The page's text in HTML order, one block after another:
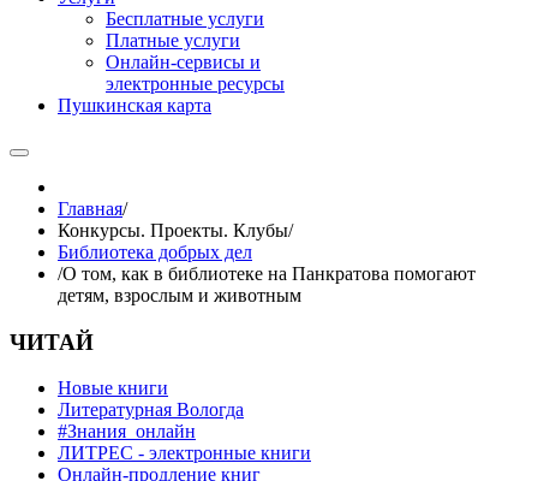
Бесплатные услуги
Платные услуги
Онлайн-сервисы и
электронные ресурсы
Пушкинская карта
Главная/
Конкурсы. Проекты. Клубы/
Библиотека добрых дел
/О том, как в библиотеке на Панкратова помогают
детям, взрослым и животным
ЧИТАЙ
Новые книги
Литературная Вологда
#Знания_онлайн
ЛИТРЕС - электронные книги
Онлайн-продление книг